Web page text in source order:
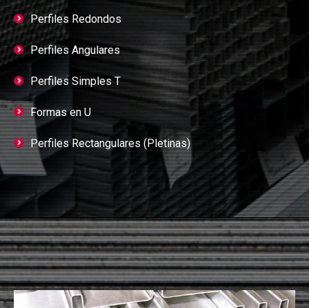
Perfiles Redondos
Perfiles Angulares
Perfiles Simples T
Formas en U
Perfiles Rectangulares (Pletinas)